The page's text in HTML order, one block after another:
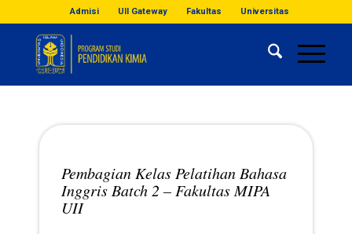
Admisi UII Gateway Fakultas Universitas
Pembagian Kelas Pelatihan Bahasa
Inggris Batch 2 – Fakultas MIPA
UII